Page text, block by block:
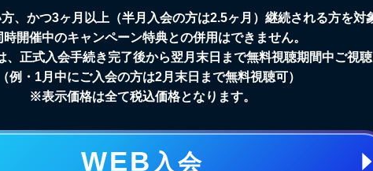
、かつ3ヶ月以上（半月入会の方は2.5ヶ月）継続される方を対
開催中のキャンペーン特典との併用はできません。
正式入会手続き完了後から翌月末日まで無料視聴期間中ご視聴
（例・1月中にご入会の方は2月末日まで無料視聴可）
※表示価格は全て税込価格となります。
WEB 入会